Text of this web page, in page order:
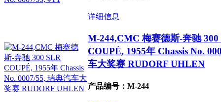
详细信息
M-244,CMC 梅赛德斯-奔驰 300
COUPÉ, 1955年 Chassis No.
车大奖赛 RUDORF UHLEN
产品编号：M-244